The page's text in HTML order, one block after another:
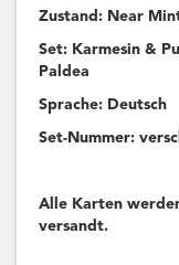
Zustand: Near
Set: Karmesin &
Paldea
Sprache: Deutsch
Set-Nummer:
Alle Karten
versandt.